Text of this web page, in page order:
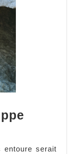
entoure serait